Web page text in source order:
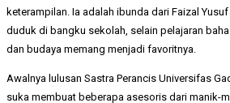
keterampilan. Ia adalah ibunda dari Faizal
duduk di bangku sekolah, selain pelajaran
dan budaya memang menjadi favoritnya.
Awalnya lulusan Sastra Perancis Universifas
suka membuat beberapa asesoris dari manik-